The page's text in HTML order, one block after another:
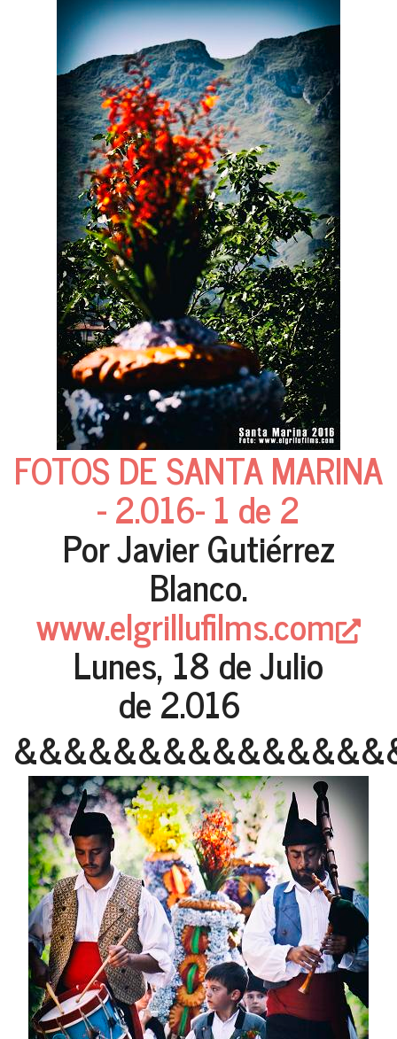
FOTOS DE SANTA MARINA
- 2.016- 1 de 2
Por Javier Gutiérrez
Blanco.
www.elgrillufilms.com
Lunes, 18 de Julio
de 2.016